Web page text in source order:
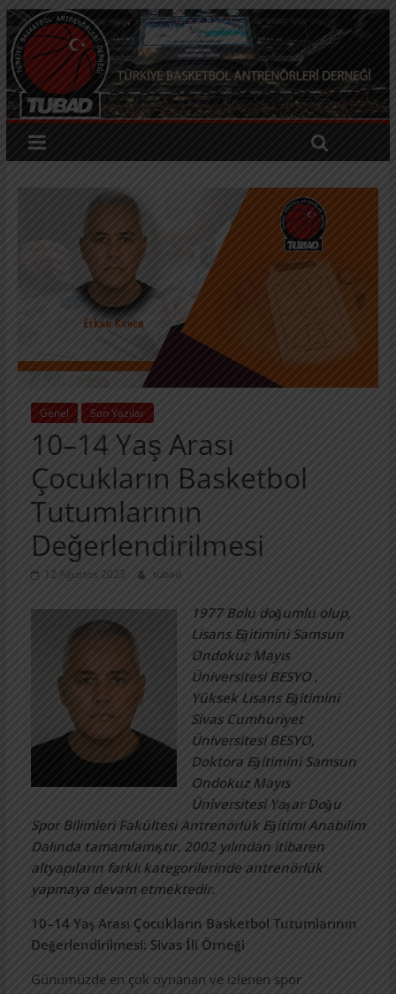
Genel Son Yazılar
10–14 Yaş Arası
Çocukların Basketbol
Tutumlarının
Değerlendirilmesi
12 Ağustos 2023 tubad
1977 Bolu doğumlu olup,
Lisans Eğitimini Samsun
Ondokuz Mayıs
Üniversitesi BESYO ,
Yüksek Lisans Eğitimini
Sivas Cumhuriyet
Üniversitesi BESYO,
Doktora Eğitimini Samsun
Ondokuz Mayıs
Üniversitesi Yaşar Doğu
Spor Bilimleri Fakültesi Antrenörlük Eğitimi Anabilim
Dalında tamamlamıştır. 2002 yılından itibaren
altyapıların farklı kategorilerinde antrenörlük
yapmaya devam etmektedir.
10–14 Yaş Arası Çocukların Basketbol Tutumlarının
Değerlendirilmesi: Sivas İli Örneği
Günümüzde en çok oynanan ve izlenen spor